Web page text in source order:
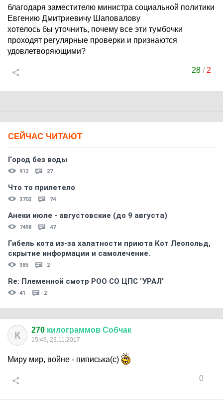
благодаря заместителю министра социальной политики
Евгению Дмитриевичу Шаповалову
хотелось бы уточнить, почему все эти тумбочки
проходят регулярные проверки и признаются
удовлетворяющими?
28 / 2
СЕЙЧАС ЧИТАЮТ
Город без воды
912 27
Что то прилетело
3702 74
Анеки июле - августовские (до 9 августа)
7498 47
Гибель кота из-за халатности приюта Кот Леопольд,
скрытиe информации и самолечение.
385 2
Re: Племеннoй смoтр РOO CO ЦПС "УРАЛ"
41 2
К 270 килограммов Собчак
15:49, 23.11.2017
Миру мир, войне - пиписька(с)
0